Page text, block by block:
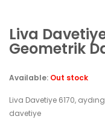
Liva
Geometrik
Available: Out stock
Liva Davetiye 6170,
davetiye